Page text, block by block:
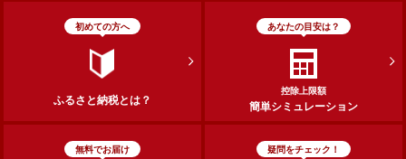
初めての方へ
ふるさと納税とは？
あなたの目安は？
控除上限額
簡単シミュレーション
無料でお届け 疑問をチェック！